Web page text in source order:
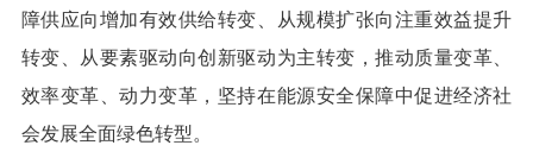
障供应向增加有效供给转变、从规模扩张向注重效益提升
转变、从要素驱动向创新驱动为主转变，推动质量变革、
效率变革、动力变革，坚持在能源安全保障中促进经济社
会发展全面绿色转型。